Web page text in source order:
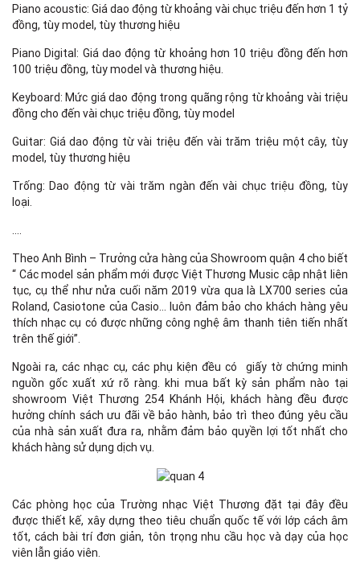
Piano acoustic: Giá dao động từ khoảng vài chục triệu đến hơn 1 tỷ
đồng, tùy model, tùy thương hiệu
Piano Digital: Giá dao động từ khoảng hơn 10 triệu đồng đến hơn
100 triệu đồng, tùy model và thương hiệu.
Keyboard: Mức giá dao động trong quãng rộng từ khoảng vài triệu
đồng cho đến vài chục triệu đồng, tùy model
Guitar: Giá dao động từ vài triệu đến vài trăm triệu một cây, tùy
model, tùy thương hiệu
Trống: Dao động từ vài trăm ngàn đến vài chục triệu đồng, tùy
loại.
….
Theo Anh Bình – Trưởng cửa hàng của Showroom quận 4 cho biết
“ Các model sản phẩm mới được Việt Thương Music cập nhật liên
tục, cụ thể như nửa cuối năm 2019 vừa qua là LX700 series của
Roland, Casiotone của Casio… luôn đảm bảo cho khách hàng yêu
thích nhạc cụ có được những công nghệ âm thanh tiên tiến nhất
trên thế giới”.
Ngoài ra, các nhạc cụ, các phụ kiện đều có giấy tờ chứng minh
nguồn gốc xuất xứ rõ ràng. khi mua bất kỳ sản phẩm nào tại
showroom Việt Thương 254 Khánh Hội, khách hàng đều được
hưởng chính sách ưu đãi về bảo hành, bảo trì theo đúng yêu cầu
của nhà sản xuất đưa ra, nhằm đảm bảo quyền lợi tốt nhất cho
khách hàng sử dụng dịch vụ.
Các phòng học của Trường nhạc Việt Thương đặt tại đây đều
được thiết kế, xây dựng theo tiêu chuẩn quốc tế với lớp cách âm
tốt, cách bài trí đơn giản, tôn trọng nhu cầu học và dạy của học
viên lẫn giáo viên.